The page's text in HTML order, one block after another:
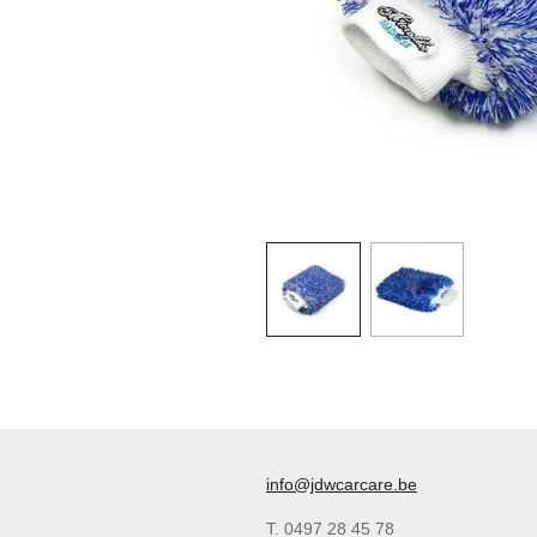
info@jdwcarcare.be
T. 0497 28 45 78